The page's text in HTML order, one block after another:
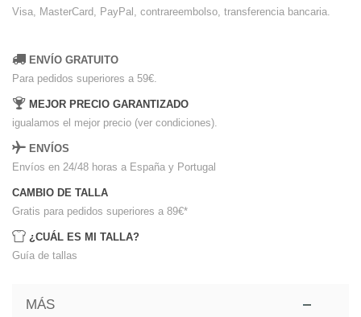
Visa, MasterCard, PayPal, contrareembolso, transferencia bancaria.
ENVÍO GRATUITO
Para pedidos superiores a 59€.
MEJOR PRECIO GARANTIZADO
igualamos el mejor precio (ver condiciones).
ENVÍOS
Envíos en 24/48 horas a España y Portugal
CAMBIO DE TALLA
Gratis para pedidos superiores a 89€*
¿CUÁL ES MI TALLA?
Guía de tallas
MÁS